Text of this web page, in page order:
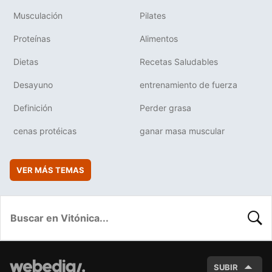
Musculación Pilates
Proteínas Alimentos
Dietas Recetas Saludables
Desayuno entrenamiento de fuerza
Definición Perder grasa
cenas protéicas ganar masa muscular
VER MÁS TEMAS
SUBIR